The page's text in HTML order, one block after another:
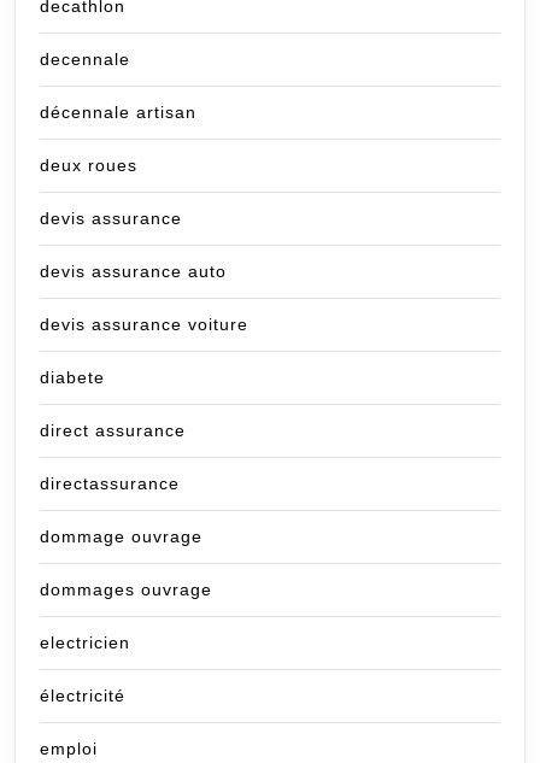
decathlon
decennale
décennale artisan
deux roues
devis assurance
devis assurance auto
devis assurance voiture
diabete
direct assurance
directassurance
dommage ouvrage
dommages ouvrage
electricien
électricité
emploi